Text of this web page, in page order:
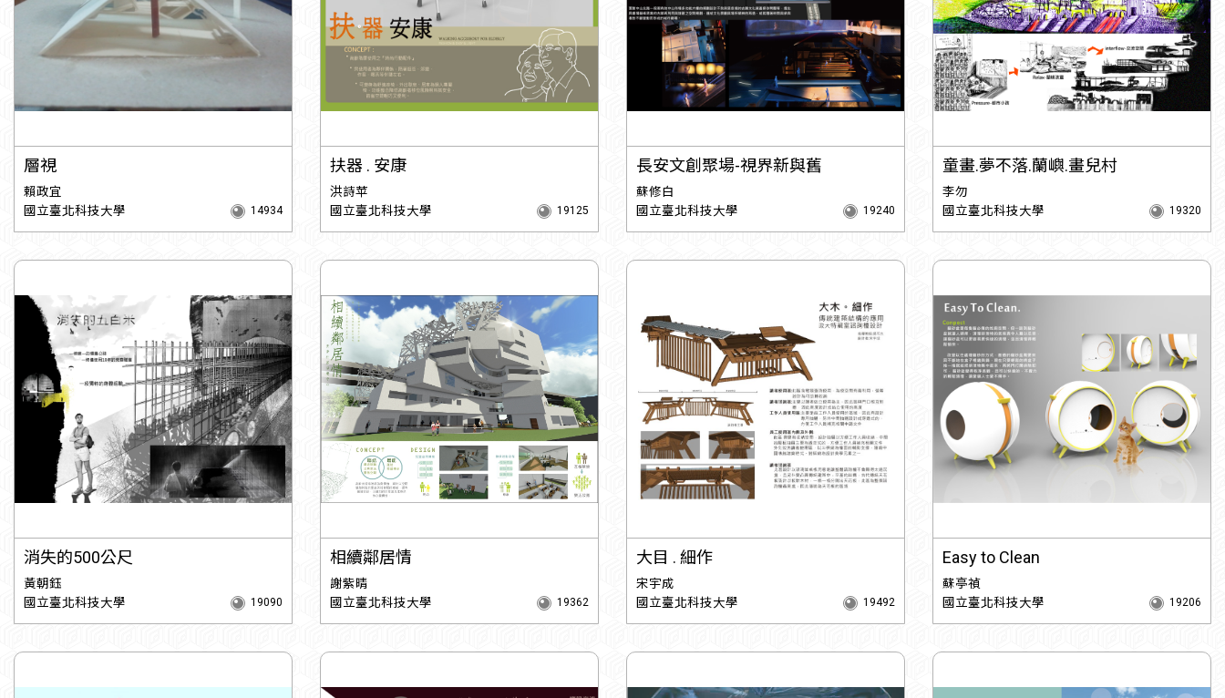
層視
賴政宜
國立臺北科技大學
14934
扶器 . 安康
洪詩苹
國立臺北科技大學
19125
長安文創聚場-視界新與舊
蘇修白
國立臺北科技大學
19240
童畫.夢不落.蘭嶼.畫兒村
李勿
國立臺北科技大學
19320
消失的500公尺
黃朝鈺
國立臺北科技大學
19090
相續鄰居情
謝紫晴
國立臺北科技大學
19362
大目 . 細作
宋宇成
國立臺北科技大學
19492
Easy to Clean
蘇亭禎
國立臺北科技大學
19206